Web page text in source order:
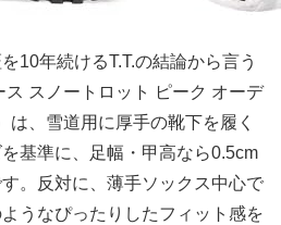
10年続けるT.T.の結論から言う
スノートロット ピーク オーデ
は、雪道用に厚手の靴下を履く
基準に、足幅・甲高なら0.5cm
。反対に、薄手ソックス中心で
うなぴったりしたフィット感を